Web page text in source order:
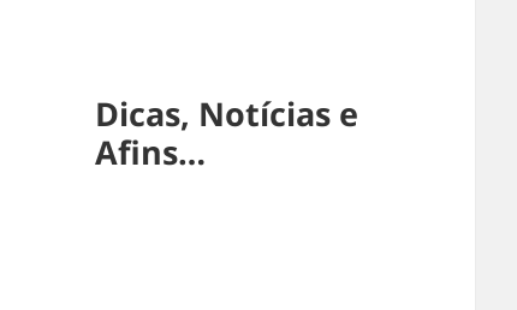
Dicas, Notícias e
Afins…